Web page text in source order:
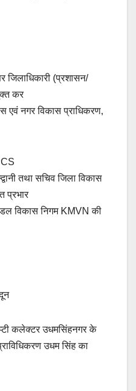
जिलाधिकारी (प्रशासन/
कर
एवं नगर विकास प्राधिकरण,
तथा सचिव जिला विकास
प्रभार
विकास निगम KMVN की
कलेक्टर उधमसिंहनगर के
उधम सिंह का